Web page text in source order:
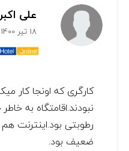
علی
18 تیر 1400
کارگری که اونجا کار
نبودند.اقامتگاه به
رطوبتی بود.اینترنت
ضعیف بود.